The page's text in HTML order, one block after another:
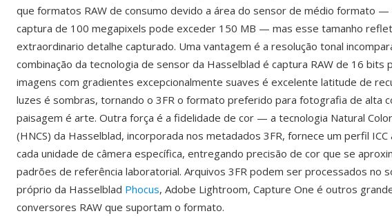
que formatos RAW de consumo devido a área do sensor de médio formato —
captura de 100 megapixels pode exceder 150 MB — mas esse tamanho
extraordinario detalhe capturado. Uma vantagem é a resolução tonal
combinação da tecnologia de sensor da Hasselblad é captura RAW de 16 bits
imagens com gradientes excepcionalmente suaves é excelente latitude de
luzes é sombras, tornando o 3FR o formato preferido para fotografia de alta
paisagem é arte. Outra força é a fidelidade de cor — a tecnologia Natural
(HNCS) da Hasselblad, incorporada nos metadados 3FR, fornece um perfil
cada unidade de câmera específica, entregando precisão de cor que se
padrões de referência laboratorial. Arquivos 3FR podem ser processados no
próprio da Hasselblad Phocus, Adobe Lightroom, Capture One é outros
conversores RAW que suportam o formato.